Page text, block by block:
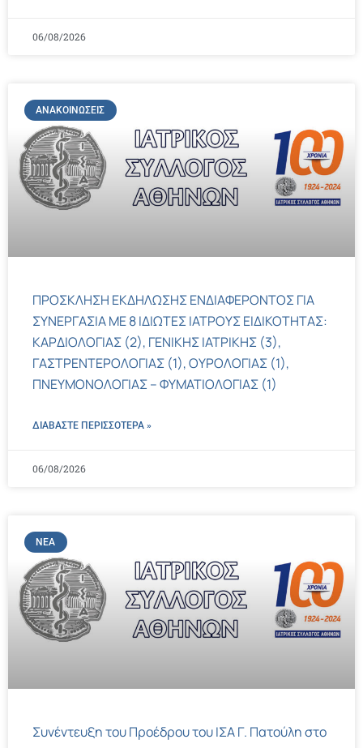
06/08/2026
ΑΝΑΚΟΙΝΏΣΕΙΣ
ΠΡΟΣΚΛΗΣΗ ΕΚΔΗΛΩΣΗΣ ΕΝΔΙΑΦΕΡΟΝΤΟΣ ΓΙΑ
ΣΥΝΕΡΓΑΣΙΑ ΜΕ 8 ΙΔΙΩΤΕΣ ΙΑΤΡΟΥΣ ΕΙΔΙΚΟΤΗΤΑΣ:
ΚΑΡΔΙΟΛΟΓΙΑΣ (2), ΓΕΝΙΚΗΣ ΙΑΤΡΙΚΗΣ (3),
ΓΑΣΤΡΕΝΤΕΡΟΛΟΓΙΑΣ (1), ΟΥΡΟΛΟΓΙΑΣ (1),
ΠΝΕΥΜΟΝΟΛΟΓΙΑΣ – ΦΥΜΑΤΙΟΛΟΓΙΑΣ (1)
ΔΙΑΒΑΣΤΕ ΠΕΡΙΣΣΌΤΕΡΑ »
06/08/2026
ΝΈΑ
Συνέντευξη του Προέδρου του ΙΣΑ Γ. Πατούλη στο